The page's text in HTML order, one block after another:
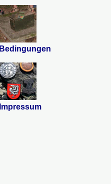
Bedingungen
Impressum